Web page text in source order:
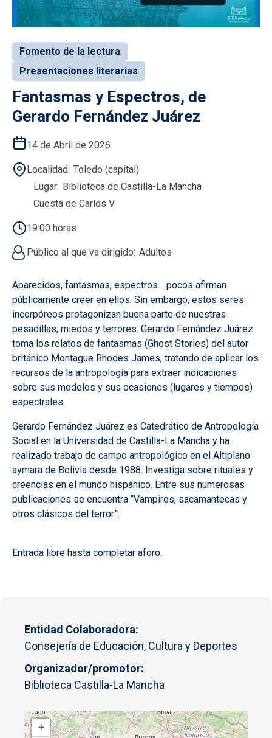
Fomento de la lectura
Presentaciones literarias
Fantasmas y Espectros, de
Gerardo Fernández Juárez
14 de Abril de 2026
Localidad Toledo (capital)
Lugar Biblioteca de Castilla-La Mancha
Cuesta de Carlos V
19:00 horas
Público al que va dirigido Adultos
Aparecidos, fantasmas, espectros… pocos afirman
públicamente creer en ellos. Sin embargo, estos seres
incorpóreos protagonizan buena parte de nuestras
pesadillas, miedos y terrores. Gerardo Fernández Juárez
toma los relatos de fantasmas (Ghost Stories) del autor
británico Montague Rhodes James, tratando de aplicar los
recursos de la antropología para extraer indicaciones
sobre sus modelos y sus ocasiones (lugares y tiempos)
espectrales.
Gerardo Fernández Juárez es Catedrático de Antropología
Social en la Universidad de Castilla-La Mancha y ha
realizado trabajo de campo antropológico en el Altiplano
aymara de Bolivia desde 1988. Investiga sobre rituales y
creencias en el mundo hispánico. Entre sus numerosas
publicaciones se encuentra “Vampiros, sacamantecas y
otros clásicos del terror”.
Entrada libre hasta completar aforo.
Entidad Colaboradora
Consejería de Educación, Cultura y Deportes
Organizador/promotor
Biblioteca Castilla-La Mancha
+